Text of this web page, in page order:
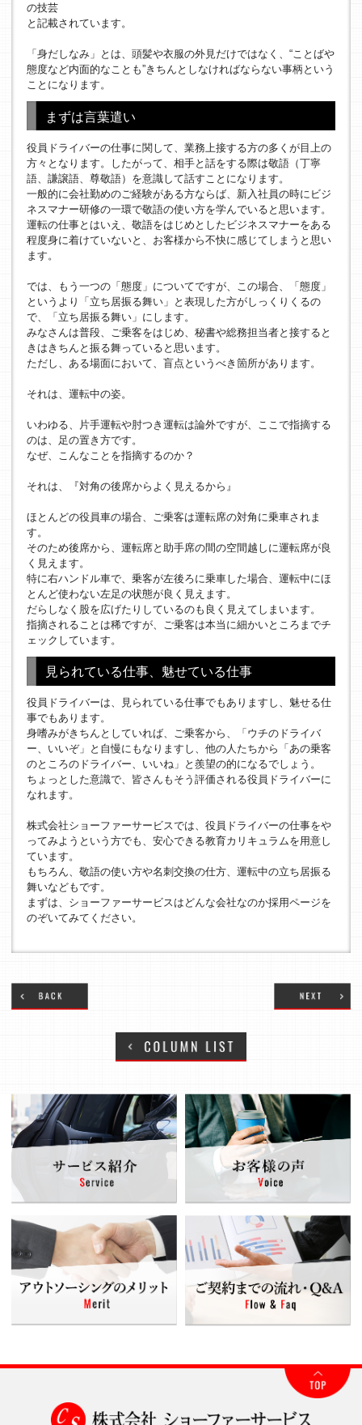
の技芸
と記載されています。
「身だしなみ」とは、頭髪や衣服の外見だけではなく、“ことばや
態度など内面的なことも”きちんとしなければならない事柄という
ことになります。
まずは言葉遣い
役員ドライバーの仕事に関して、業務上接する方の多くが目上の
方々となります。したがって、相手と話をする際は敬語（丁寧
語、謙譲語、尊敬語）を意識して話すことになります。
一般的に会社勤めのご経験がある方ならば、新入社員の時にビジ
ネスマナー研修の一環で敬語の使い方を学んでいると思います。
運転の仕事とはいえ、敬語をはじめとしたビジネスマナーをある
程度身に着けていないと、お客様から不快に感じてしまうと思い
ます。
では、もう一つの「態度」についてですが、この場合、「態度」
というより「立ち居振る舞い」と表現した方がしっくりくるの
で、「立ち居振る舞い」にします。
みなさんは普段、ご乗客をはじめ、秘書や総務担当者と接すると
きはきちんと振る舞っていると思います。
ただし、ある場面において、盲点というべき箇所があります。
それは、運転中の姿。
いわゆる、片手運転や肘つき運転は論外ですが、ここで指摘する
のは、足の置き方です。
なぜ、こんなことを指摘するのか？
それは、『対角の後席からよく見えるから』
ほとんどの役員車の場合、ご乗客は運転席の対角に乗車されま
す。
そのため後席から、運転席と助手席の間の空間越しに運転席が良
く見えます。
特に右ハンドル車で、乗客が左後ろに乗車した場合、運転中にほ
とんど使わない左足の状態が良く見えます。
だらしなく股を広げたりしているのも良く見えてしまいます。
指摘されることは稀ですが、ご乗客は本当に細かいところまでチ
ェックしています。
見られている仕事、魅せている仕事
役員ドライバーは、見られている仕事でもありますし、魅せる仕
事でもあります。
身嗜みがきちんとしていれば、ご乗客から、「ウチのドライバ
ー、いいぞ」と自慢にもなりますし、他の人たちから「あの乗客
のところのドライバー、いいね」と羨望の的になるでしょう。
ちょっとした意識で、皆さんもそう評価される役員ドライバーに
なれます。
株式会社ショーファーサービスでは、役員ドライバーの仕事をや
ってみようという方でも、安心できる教育カリキュラムを用意し
ています。
もちろん、敬語の使い方や名刺交換の仕方、運転中の立ち居振る
舞いなどもです。
まずは、ショーファーサービスはどんな会社なのか採用ページを
のぞいてみてください。